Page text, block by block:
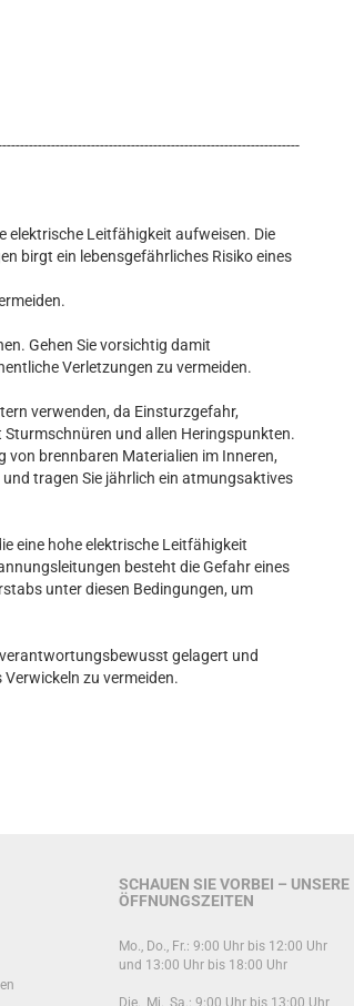
elektrische Leitfähigkeit aufweisen. Die
birgt ein lebensgefährliches Risiko eines
Gehen Sie vorsichtig damit
Verletzungen zu vermeiden.
verwenden, da Einsturzgefahr,
Sturmschnüren und allen Heringspunkten.
von brennbaren Materialien im Inneren,
tragen Sie jährlich ein atmungsaktives
eine hohe elektrische Leitfähigkeit
besteht die Gefahr eines
unter diesen Bedingungen, um
verantwortungsbewusst gelagert und
zu vermeiden.
SCHAUEN SIE VORBEI – UNSERE
ÖFFNUNGSZEITEN
Mo., Do., Fr.: 9:00 Uhr bis 12:00 Uhr
und 13:00 Uhr bis 18:00 Uhr
Die., Mi., Sa.: 9:00 Uhr bis 13:00 Uhr